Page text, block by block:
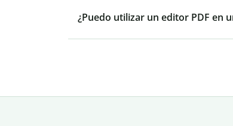
¿Puedo utilizar un editor PDF en